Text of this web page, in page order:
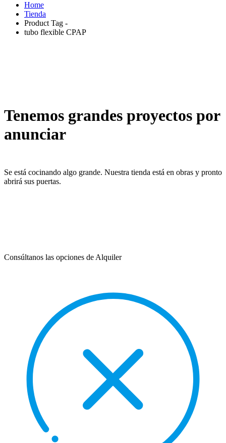
Home
Tienda
Product Tag -
tubo flexible CPAP
Tenemos grandes proyectos por
anunciar
Se está cocinando algo grande. Nuestra tienda está en obras y pronto
abrirá sus puertas.
Consúltanos las opciones de Alquiler